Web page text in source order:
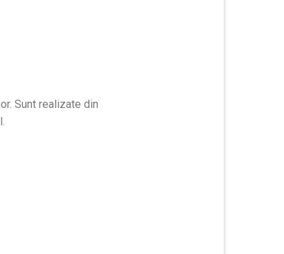
Sunt realizate din